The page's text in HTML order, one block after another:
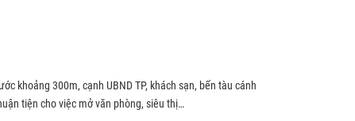
khoảng 300m, cạnh UBND TP, khách sạn, bến tàu cánh
tiện cho việc mở văn phòng, siêu thị…